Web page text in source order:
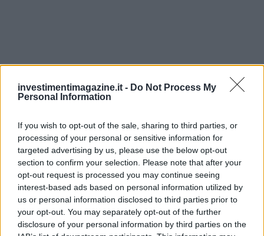
investimentimagazine.it - Do Not Process My
Personal Information
If you wish to opt-out of the sale, sharing to third parties, or
processing of your personal or sensitive information for
targeted advertising by us, please use the below opt-out
section to confirm your selection. Please note that after your
opt-out request is processed you may continue seeing
interest-based ads based on personal information utilized by
us or personal information disclosed to third parties prior to
your opt-out. You may separately opt-out of the further
disclosure of your personal information by third parties on the
Continua a leggere
NEWS